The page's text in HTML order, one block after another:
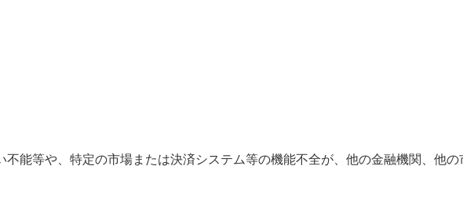
不能等や、特定の市場または決済システム等の機能不全が、他の金融機関、他